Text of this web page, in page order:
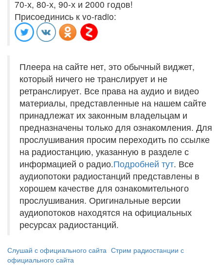
70-х, 80-х, 90-х и 2000 годов!
Присоединись к vo-radio:
Плеера на сайте нет, это обычный виджет,
который ничего не транслирует и не
ретранслирует. Все права на аудио и видео
материалы, представленные на нашем сайте
принадлежат их законным владельцам и
предназначены только для ознакомления. Для
прослушивания просим переходить по ссылке
на радиостанцию, указанную в разделе с
информацией о радио.Подробней тут. Все
аудиопотоки радиостанций представлены в
хорошем качестве для ознакомительного
прослушивания. Оригинальные версии
аудиопотоков находятся на официальных
ресурсах радиостанций.
Слушай с официального сайта Стрим радиостанции с
официального сайта